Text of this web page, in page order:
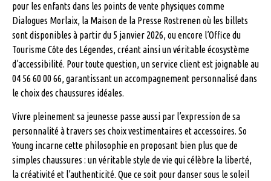
pour les enfants dans les points de vente physiques comme
Dialogues Morlaix, la Maison de la Presse Rostrenen où les billets
sont disponibles à partir du 5 janvier 2026, ou encore l’Office du
Tourisme Côte des Légendes, créant ainsi un véritable écosystème
d’accessibilité. Pour toute question, un service client est joignable au
04 56 60 00 66, garantissant un accompagnement personnalisé dans
le choix des chaussures idéales.
Vivre pleinement sa jeunesse passe aussi par l’expression de sa
personnalité à travers ses choix vestimentaires et accessoires. So
Young incarne cette philosophie en proposant bien plus que de
simples chaussures : un véritable style de vie qui célèbre la liberté,
la créativité et l’authenticité. Que ce soit pour danser sous le soleil